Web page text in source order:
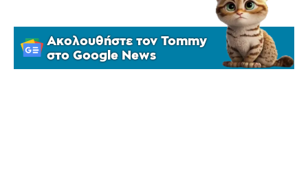
Ακολουθήστε τον Tommy
στο Google News